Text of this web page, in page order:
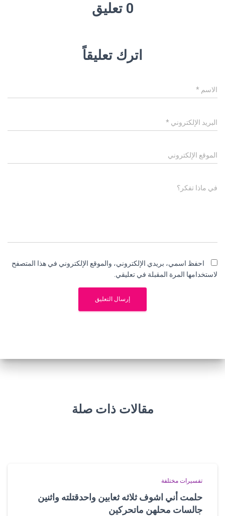
0 تعليق
اترك تعليقاً
الاسم *
البريد الإلكتروني *
الموقع الإلكتروني
في ماذا تفكر؟
احفظ اسمي، بريدي الإلكتروني، والموقع الإلكتروني في هذا المتصفح
لاستخدامها المرة المقبلة في تعليقي.
مقالات ذات صلة
تفسيرات مختلفة
حلمت أني اشوف ثلاثه ثعابين واحدقتلته واثنين
جالسات محلهن ماتحركين